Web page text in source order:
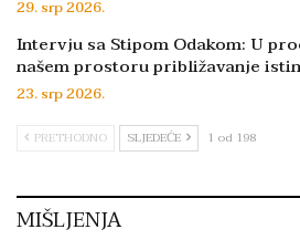
29. srp 2026.
Intervju sa Stipom Odakom: U
našem prostoru približavanje
23. srp 2026.
PRETHODNO SLJEDEĆE 1 od 198
MIŠLJENJA